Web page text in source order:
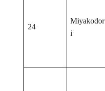
24
Miyakodor
i